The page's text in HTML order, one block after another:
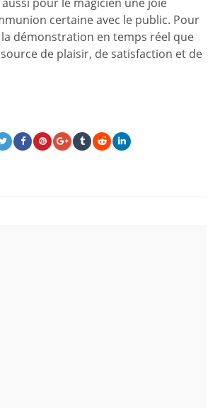
certaine avec le public. Pour
la démonstration en temps réel que
de plaisir, de satisfaction et de